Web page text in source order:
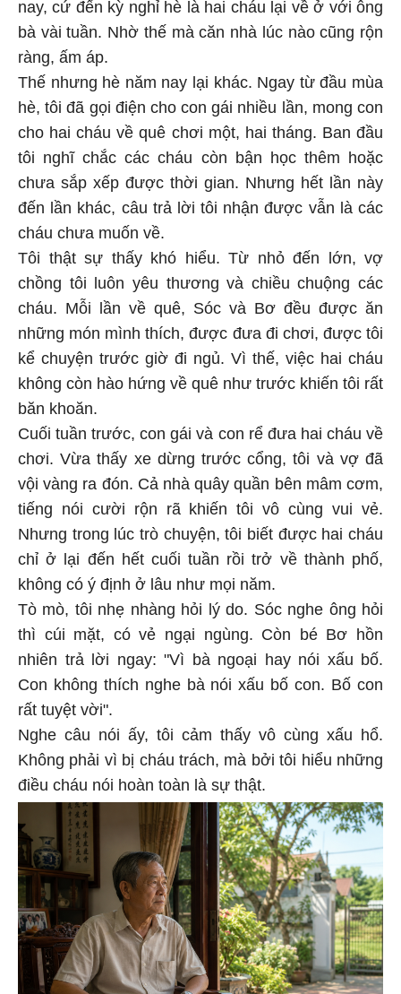
nay, cứ đến kỳ nghỉ hè là hai cháu lại về ở với ông
bà vài tuần. Nhờ thế mà căn nhà lúc nào cũng rộn
ràng, ấm áp.
Thế nhưng hè năm nay lại khác. Ngay từ đầu mùa
hè, tôi đã gọi điện cho con gái nhiều lần, mong con
cho hai cháu về quê chơi một, hai tháng. Ban đầu
tôi nghĩ chắc các cháu còn bận học thêm hoặc
chưa sắp xếp được thời gian. Nhưng hết lần này
đến lần khác, câu trả lời tôi nhận được vẫn là các
cháu chưa muốn về.
Tôi thật sự thấy khó hiểu. Từ nhỏ đến lớn, vợ
chồng tôi luôn yêu thương và chiều chuộng các
cháu. Mỗi lần về quê, Sóc và Bơ đều được ăn
những món mình thích, được đưa đi chơi, được tôi
kể chuyện trước giờ đi ngủ. Vì thế, việc hai cháu
không còn hào hứng về quê như trước khiến tôi rất
băn khoăn.
Cuối tuần trước, con gái và con rể đưa hai cháu về
chơi. Vừa thấy xe dừng trước cổng, tôi và vợ đã
vội vàng ra đón. Cả nhà quây quần bên mâm cơm,
tiếng nói cười rộn rã khiến tôi vô cùng vui vẻ.
Nhưng trong lúc trò chuyện, tôi biết được hai cháu
chỉ ở lại đến hết cuối tuần rồi trở về thành phố,
không có ý định ở lâu như mọi năm.
Tò mò, tôi nhẹ nhàng hỏi lý do. Sóc nghe ông hỏi
thì cúi mặt, có vẻ ngại ngùng. Còn bé Bơ hồn
nhiên trả lời ngay: "Vì bà ngoại hay nói xấu bố.
Con không thích nghe bà nói xấu bố con. Bố con
rất tuyệt vời".
Nghe câu nói ấy, tôi cảm thấy vô cùng xấu hổ.
Không phải vì bị cháu trách, mà bởi tôi hiểu những
điều cháu nói hoàn toàn là sự thật.